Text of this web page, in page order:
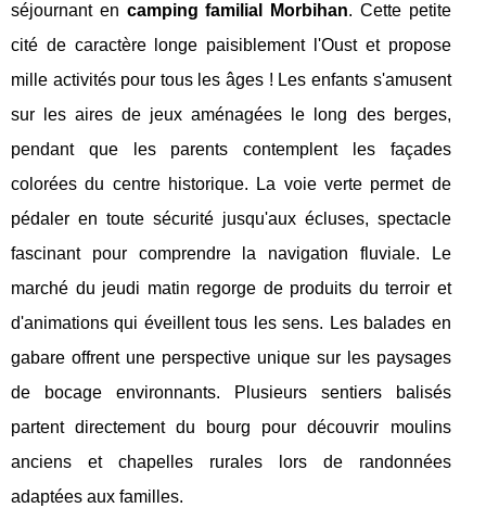
séjournant en camping familial Morbihan. Cette petite
cité de caractère longe paisiblement l'Oust et propose
mille activités pour tous les âges ! Les enfants s'amusent
sur les aires de jeux aménagées le long des berges,
pendant que les parents contemplent les façades
colorées du centre historique. La voie verte permet de
pédaler en toute sécurité jusqu'aux écluses, spectacle
fascinant pour comprendre la navigation fluviale. Le
marché du jeudi matin regorge de produits du terroir et
d'animations qui éveillent tous les sens. Les balades en
gabare offrent une perspective unique sur les paysages
de bocage environnants. Plusieurs sentiers balisés
partent directement du bourg pour découvrir moulins
anciens et chapelles rurales lors de randonnées
adaptées aux familles.